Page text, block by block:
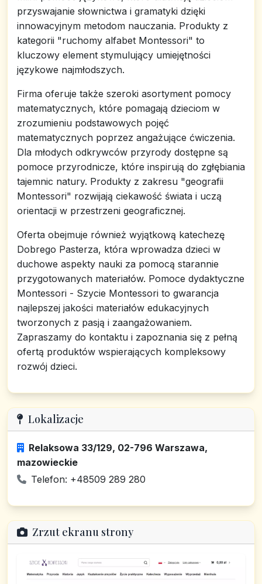
przyswajanie słownictwa i gramatyki dzięki
innowacyjnym metodom nauczania. Produkty z
kategorii "ruchomy alfabet Montessori" to
kluczowy element stymulujący umiejętności
językowe najmłodszych.
Firma oferuje także szeroki asortyment pomocy
matematycznych, które pomagają dzieciom w
zrozumieniu podstawowych pojęć
matematycznych poprzez angażujące ćwiczenia.
Dla młodych odkrywców przyrody dostępne są
pomoce przyrodnicze, które inspirują do zgłębiania
tajemnic natury. Produkty z zakresu "geografii
Montessori" rozwijają ciekawość świata i uczą
orientacji w przestrzeni geograficznej.
Oferta obejmuje również wyjątkową katechezę
Dobrego Pasterza, która wprowadza dzieci w
duchowe aspekty nauki za pomocą starannie
przygotowanych materiałów. Pomoce dydaktyczne
Montessori - Szycie Montessori to gwarancja
najlepszej jakości materiałów edukacyjnych
tworzonych z pasją i zaangażowaniem.
Zapraszamy do kontaktu i zapoznania się z pełną
ofertą produktów wspierających kompleksowy
rozwój dzieci.
Lokalizacje
Relaksowa 33/129, 02-796 Warszawa,
mazowieckie
Telefon: +48509 289 280
Zrzut ekranu strony